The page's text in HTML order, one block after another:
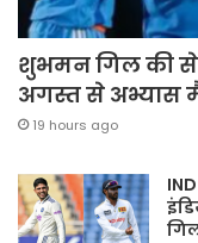
शुभमन गिल की
अगस्त से अभ्यास
19 hours ago